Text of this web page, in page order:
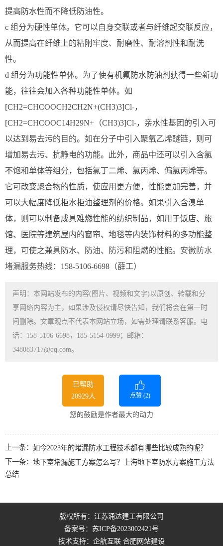
提高防水性而不降低防油性。
c 组分为硬性单体。它可以自身交联或者与纤维起交联反应，
从而提高在纤维上的粘附牢度、耐磨性、耐溶剂性和耐洗
性。
d 组分为功能性单体。为了使有机氟防水防油剂获得一些新功
能，往往会加入各种功能性单体。如
[CH2=CHCOOCH2CH2N+(CH3)3]Cl-，
[CH2=CHCOOC14H29N+（CH3)3]Cl-，亲水性基团的引入可
以达到易去污的目的。如在分子中引入聚氧乙烯醚链，则可
增加易去污、抗静电的功能。此外，商品中还可以引入含氯
不饱和单体等组分，包括氯丁二烯、氯丙烯、偏氯丙烯等。
它可改变聚合物的性质，使应用更方便，性能更加完善，并
可以大幅度降低拒水拒油整理剂的价格。如果引入含溴单
体，则可以制备成具难燃性能的纺织制品，如用于饭店、旅
馆、医院等建筑屋内的窗帘、地毯等内装饰材料的多功能整
理，可使之兼具防水、防油、防污和阻燃的性能。 安徽防水
堵漏服务热线：158-5106-6698（薛工）
声明：本网站发布的内容(图片、视频和文字)以原创、转载和分
享网络内容为主，如果涉及侵权请尽快告知，我们将会在第一时
间删除。文章观点不代表本网站立场，如需处理请联系客服。电
话：158-5106-6698，185-5154-0999；邮箱：
348083717@qq.com。
已帮助
20929人
点赞 (2)
您的鼓励是作者最大的动力
上一条： 如今2023年的堵漏防水工程技术都有哪些比较成熟的呢？
下一条： 地下室堵漏施工方案怎么写？上海地下室防水方案施工方法
总结
版权所有：江苏涌达建工有限公司
备案号： 苏ICP备2023002421号
技术支持：企航互联 合肥网站建设